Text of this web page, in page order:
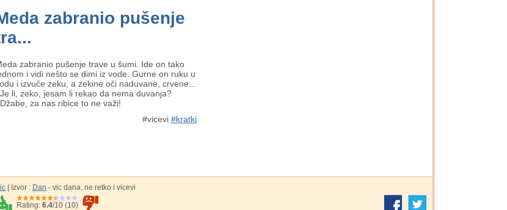
zabranio pušenje
zabranio pušenje trave u šumi. Ide on tako
i vidi nešto se dimi iz vode. Gurne on ruku u
i izvuče zeku, a zekine oči naduvane, crvene...
li, zeko, jesam li rekao da nema duvanja?
za nas ribice to ne važi!
#vicevi #kratki
| Izvor : Dan - vic dana, ne retko i vicevi
Rating: 6.4/10 (10)